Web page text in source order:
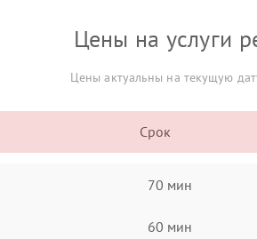
Цены на услуги
Цены актуальны на текущую
Срок
70 мин
60 мин